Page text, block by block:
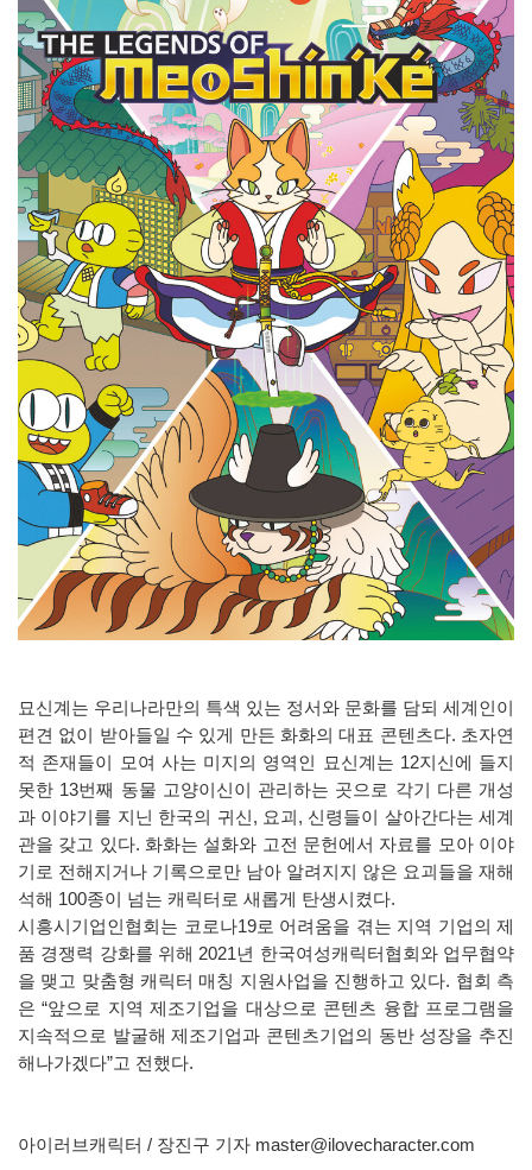
묘신계는 우리나라만의 특색 있는 정서와 문화를 담되 세계인이
편견 없이 받아들일 수 있게 만든 화화의 대표 콘텐츠다. 초자연
적 존재들이 모여 사는 미지의 영역인 묘신계는 12지신에 들지
못한 13번째 동물 고양이신이 관리하는 곳으로 각기 다른 개성
과 이야기를 지닌 한국의 귀신, 요괴, 신령들이 살아간다는 세계
관을 갖고 있다. 화화는 설화와 고전 문헌에서 자료를 모아 이야
기로 전해지거나 기록으로만 남아 알려지지 않은 요괴들을 재해
석해 100종이 넘는 캐릭터로 새롭게 탄생시켰다.
시흥시기업인협회는 코로나19로 어려움을 겪는 지역 기업의 제
품 경쟁력 강화를 위해 2021년 한국여성캐릭터협회와 업무협약
을 맺고 맞춤형 캐릭터 매칭 지원사업을 진행하고 있다. 협회 측
은 “앞으로 지역 제조기업을 대상으로 콘텐츠 융합 프로그램을
지속적으로 발굴해 제조기업과 콘텐츠기업의 동반 성장을 추진
해나가겠다”고 전했다.
아이러브캐릭터 / 장진구 기자 master@ilovecharacter.com